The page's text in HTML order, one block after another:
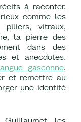
à raconter.
comme les
piliers, vitraux,
la pierre des
dans des
et anecdotes.
gasconne,
et remettre au
une identité